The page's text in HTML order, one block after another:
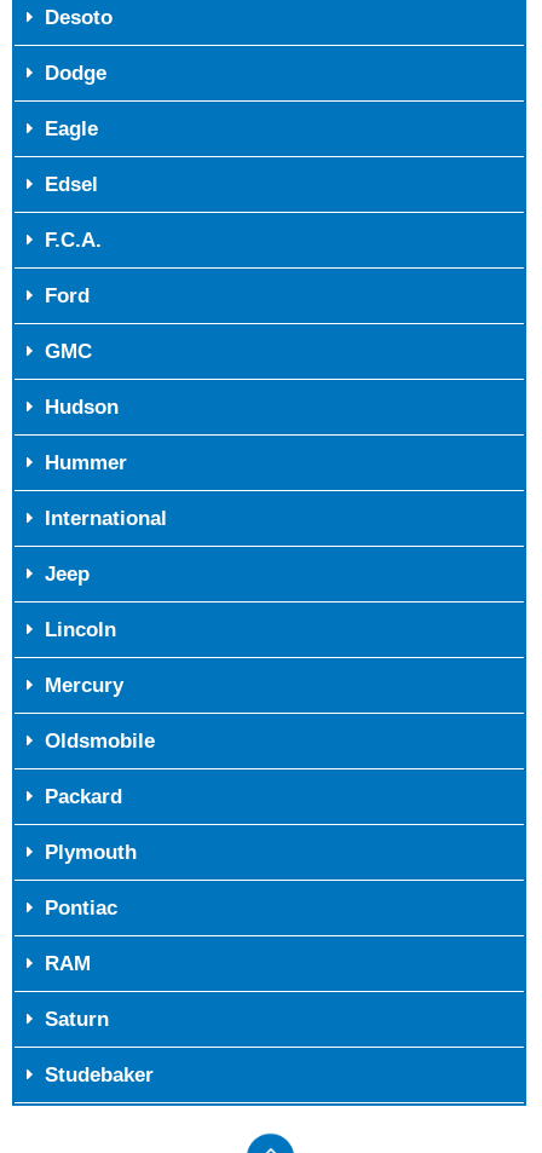
Desoto
Dodge
Eagle
Edsel
F.C.A.
Ford
GMC
Hudson
Hummer
International
Jeep
Lincoln
Mercury
Oldsmobile
Packard
Plymouth
Pontiac
RAM
Saturn
Studebaker